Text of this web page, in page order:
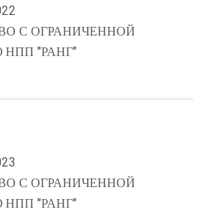
С ОГРАНИЧЕННОЙ
"РАНГ"
С ОГРАНИЧЕННОЙ
"РАНГ"